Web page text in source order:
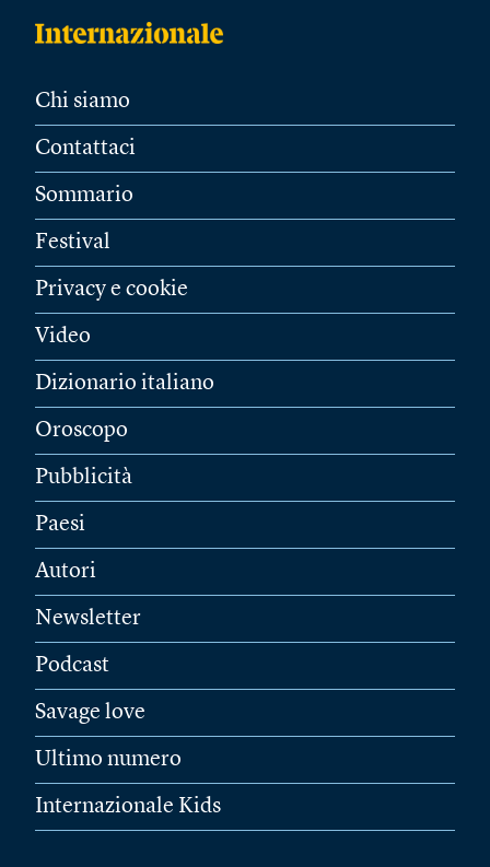
Chi siamo
Contattaci
Sommario
Festival
Privacy e cookie
Video
Dizionario italiano
Oroscopo
Pubblicità
Paesi
Autori
Newsletter
Podcast
Savage love
Ultimo numero
Internazionale Kids